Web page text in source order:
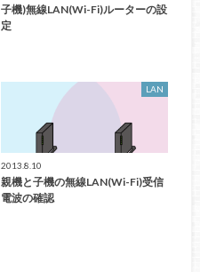
子機)無線LAN(Wi-Fi)ルーターの設
定
LAN
2013.8.10
親機と子機の無線LAN(Wi-Fi)受信
電波の確認